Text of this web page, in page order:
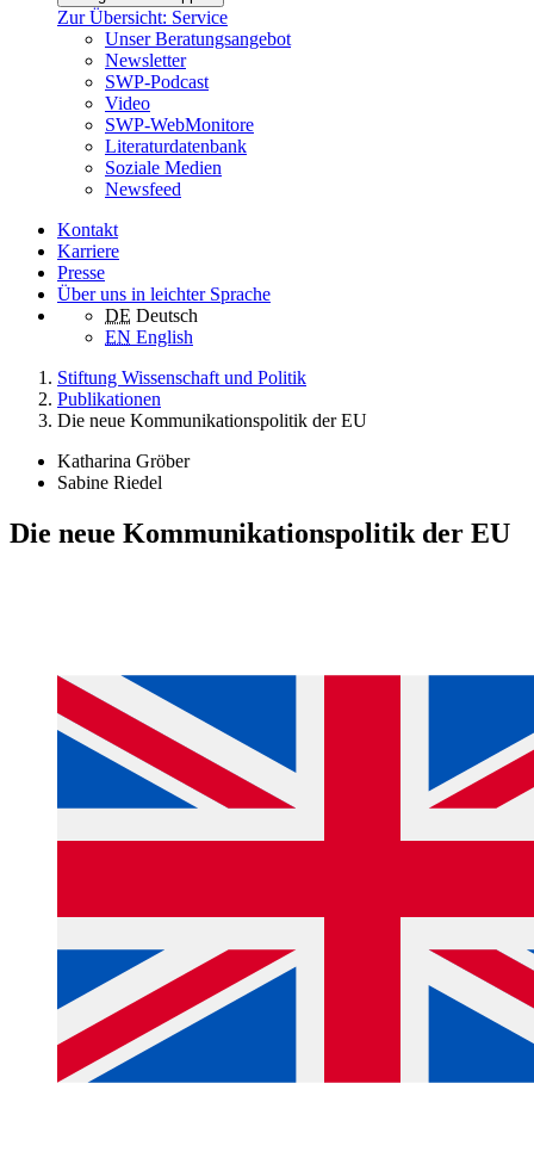
Zur Übersicht: Service
Unser Beratungsangebot
Newsletter
SWP-Podcast
Video
SWP-WebMonitore
Literaturdatenbank
Soziale Medien
Newsfeed
Kontakt
Karriere
Presse
Über uns in leichter Sprache
DE Deutsch
EN English
Stiftung Wissenschaft und Politik
Publikationen
Die neue Kommunikationspolitik der EU
Katharina Gröber
Sabine Riedel
Die neue Kommunikationspolitik der EU